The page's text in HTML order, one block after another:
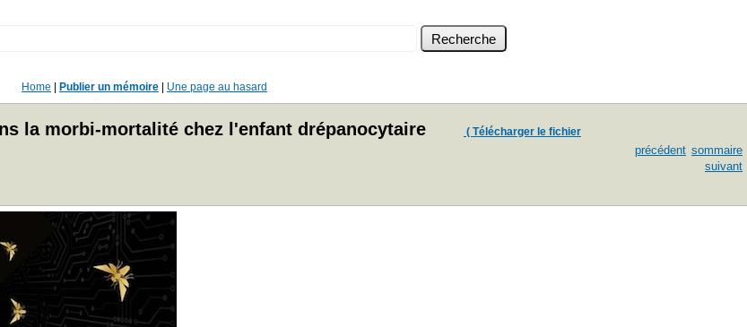
Home Publier un mémoire Une page au hasard
la morbi-mortalité chez l'enfant drépanocytaire
( Télécharger le fichier
précédent sommaire
suivant